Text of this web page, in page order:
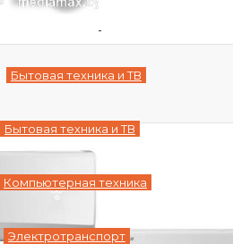
Бытовая техника и ТВ
Бытовая техника и ТВ
Компьютерная техника
Электротранспорт